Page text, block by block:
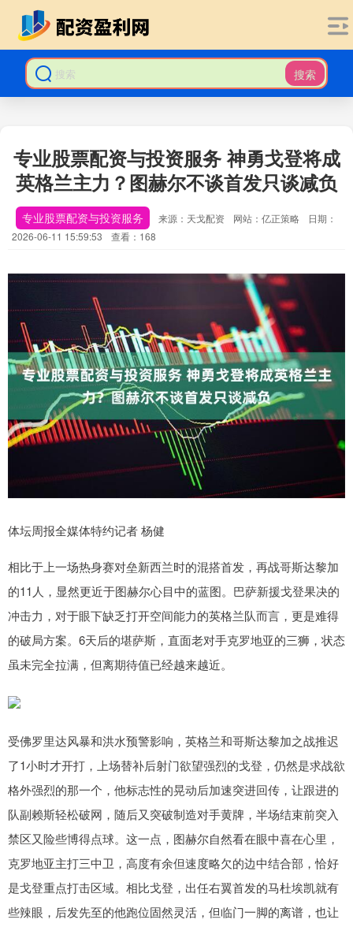
搜索
专业股票配资与投资服务 神勇戈登将成
英格兰主力？图赫尔不谈首发只谈减负
专业股票配资与投资服务 来源：天戈配资 网站：亿正策略
日期：
2026-06-11 15:59:53
查看：168
体坛周报全媒体特约记者 杨健
相比于上一场热身赛对垒新西兰时的混搭首发，再战哥斯达黎加
的11人，显然更近于图赫尔心目中的蓝图。巴萨新援戈登果决的
冲击力，对于眼下缺乏打开空间能力的英格兰队而言，更是难得
的破局方案。6天后的堪萨斯，直面老对手克罗地亚的三狮，状态
虽未完全拉满，但离期待值已经越来越近。
受佛罗里达风暴和洪水预警影响，英格兰和哥斯达黎加之战推迟
了1小时才开打，上场替补后射门欲望强烈的戈登，仍然是求战欲
格外强烈的那一个，他标志性的晃动后加速突进回传，让跟进的
队副赖斯轻松破网，随后又突破制造对手黄牌，半场结束前突入
禁区又险些博得点球。这一点，图赫尔自然看在眼中喜在心里，
克罗地亚主打三中卫，高度有余但速度略欠的边中结合部，恰好
是戈登重点打击区域。相比戈登，出任右翼首发的马杜埃凯就有
些辣眼，后发先至的他跑位固然灵活，但临门一脚的离谱，也让